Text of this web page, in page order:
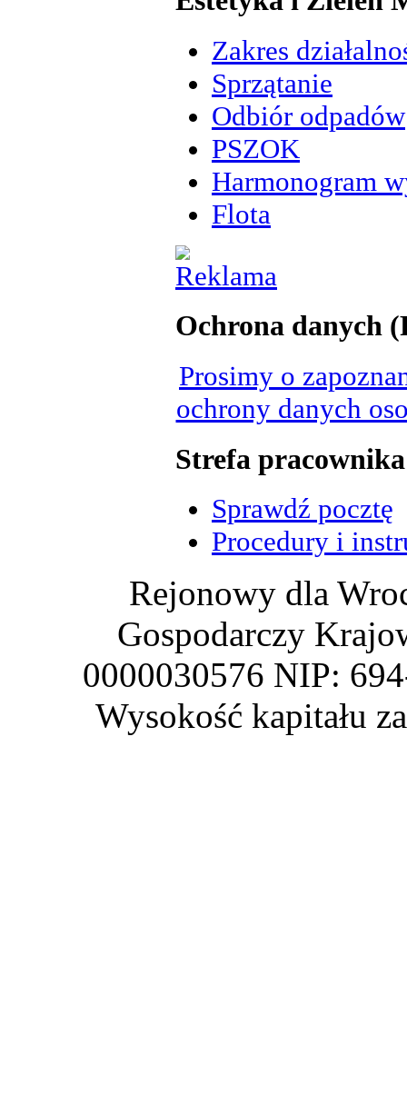
Zakres
Sprzątanie
Odbiór odpadów
PSZOK
Harmonogram
Flota
Ochrona danych
Prosimy o
ochrony danych
Strefa pracownika
Sprawdź pocztę
Procedury i
Rejonowy dla
Gospodarczy
0000030576 NIP:
Wysokość kapitału